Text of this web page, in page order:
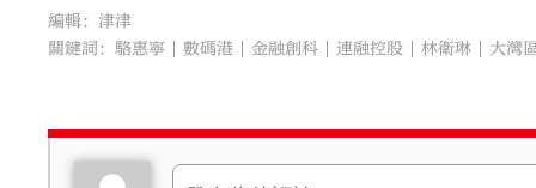
編輯：津津
關鍵詞： 駱惠寧 數碼港 金融創科 連融控股 林衛琳 大灣